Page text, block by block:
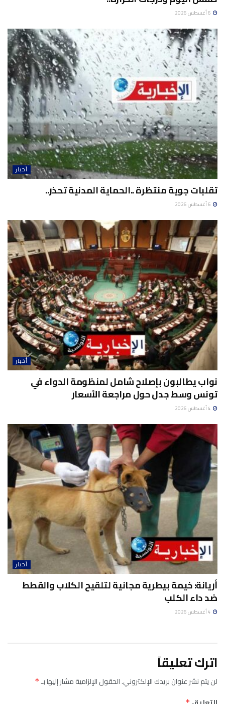
أخبار
تقلبات جوية منتظرة ..الحماية المدنية تحذر..
أخبار
نواب يطالبون بإصلاح شامل لمنظومة الدواء في
تونس وسط جدل حول مراجعة الأسعار
أخبار
أريانة: خيمة بيطرية مجانية لتلقيح الكلاب والقطط
ضد داء الكلب
اترك تعليقاً
لن يتم نشر عنوان بريدك الإلكتروني.الحقول الإلزامية مشار إليها بـ*